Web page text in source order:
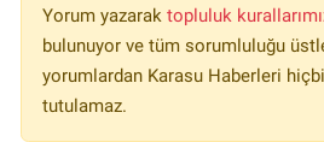
Yorum yazarak topluluk
bulunuyor ve tüm sorumluluğu
yorumlardan Karasu Haberleri
tutulamaz.